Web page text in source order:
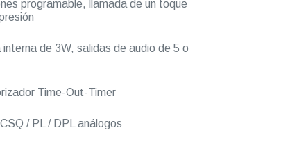
programable, llamada de un toque
interna de 3W, salidas de audio de 5 o
Time-Out-Timer
/ PL / DPL análogos